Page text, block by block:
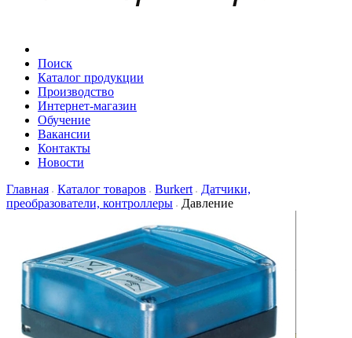
Поиск
Каталог продукции
Производство
Интернет-магазин
Обучение
Вакансии
Контакты
Новости
Главная
Каталог товаров Burkert
Датчики,
преобразователи, контроллеры
Давление